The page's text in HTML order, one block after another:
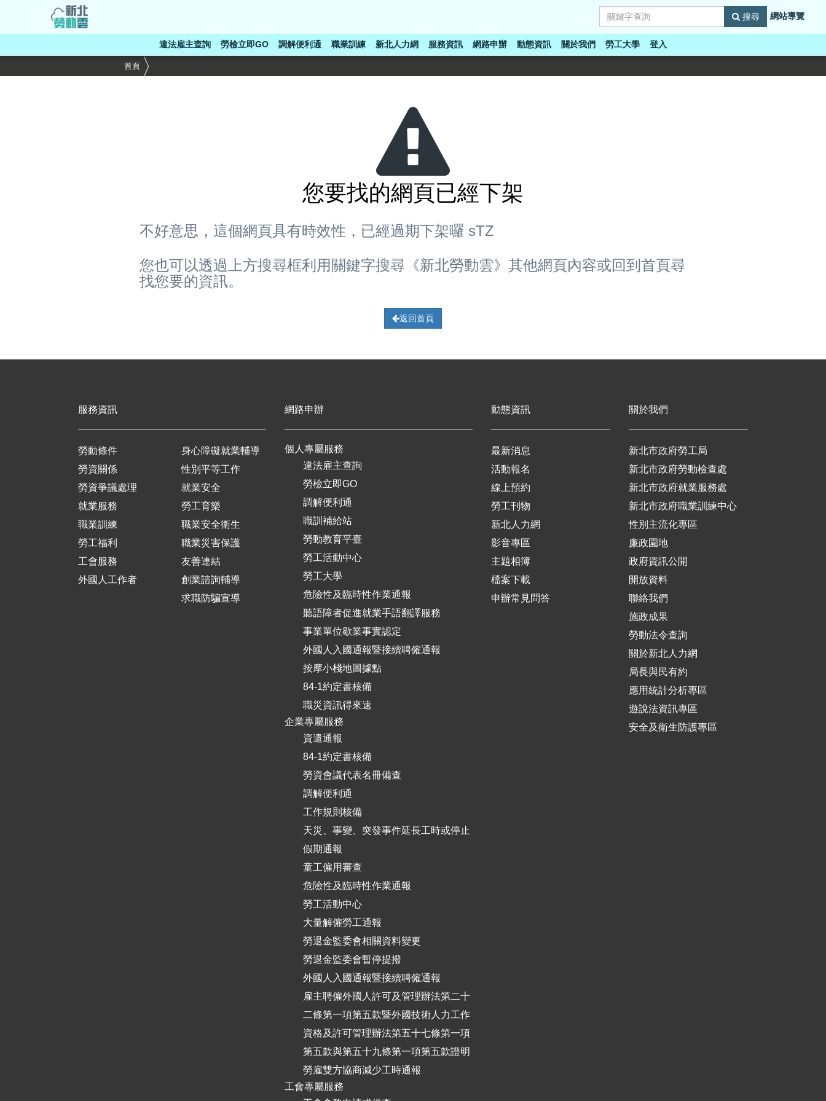
主
搜尋 網站導覽
違法雇主查詢 勞檢立即GO 調解便利通 職業訓練 新北人力網 服務資訊 網路申辦 動態資訊 關於我們 勞工大學 登入
首頁
您要找的網頁已經下架
不好意思，這個網頁具有時效性，已經過期下架囉 sTZ
您也可以透過上方搜尋框利用關鍵字搜尋《新北勞動雲》其他網頁內容或回到首頁尋
找您要的資訊。
返回首頁
服務資訊
勞動條件
勞資關係
勞資爭議處理
就業服務
職業訓練
勞工福利
工會服務
外國人工作者
身心障礙就業輔導
性別平等工作
就業安全
勞工育樂
職業安全衛生
職業災害保護
友善連結
創業諮詢輔導
求職防騙宣導
網路申辦
個人專屬服務
違法雇主查詢
勞檢立即GO
調解便利通
職訓補給站
勞動教育平臺
勞工活動中心
勞工大學
危險性及臨時性作業通報
聽語障者促進就業手語翻譯服務
事業單位歇業事實認定
外國人入國通報暨接續聘僱通報
按摩小棧地圖據點
84-1約定書核備
職災資訊得來速
企業專屬服務
資遣通報
84-1約定書核備
勞資會議代表名冊備查
調解便利通
工作規則核備
天災、事變、突發事件延長工時或停止
假期通報
童工僱用審查
危險性及臨時性作業通報
勞工活動中心
大量解僱勞工通報
勞退金監委會相關資料變更
勞退金監委會暫停提撥
外國人入國通報暨接續聘僱通報
雇主聘僱外國人許可及管理辦法第二十
二條第一項第五款暨外國技術人力工作
資格及許可管理辦法第五十七條第一項
第五款與第五十九條第一項第五款證明
勞雇雙方協商減少工時通報
工會專屬服務
動態資訊
最新消息
活動報名
線上預約
勞工刊物
新北人力網
影音專區
主題相簿
檔案下載
申辦常見問答
關於我們
新北市政府勞工局
新北市政府勞動檢查處
新北市政府就業服務處
新北市政府職業訓練中心
性別主流化專區
廉政園地
政府資訊公開
開放資料
聯絡我們
施政成果
勞動法令查詢
關於新北人力網
局長與民有約
應用統計分析專區
遊說法資訊專區
安全及衛生防護專區